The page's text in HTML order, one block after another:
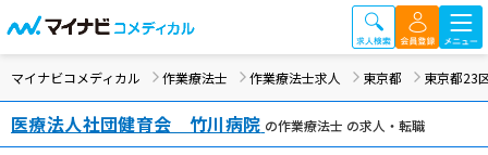
マイナビコメディカル 作業療法士 作業療法士求人 東京都 東京都23
医療法人社団健育会 竹川病院 の作業療法士 の求人・転職